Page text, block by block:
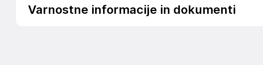
Varnostne informacije in dokumenti